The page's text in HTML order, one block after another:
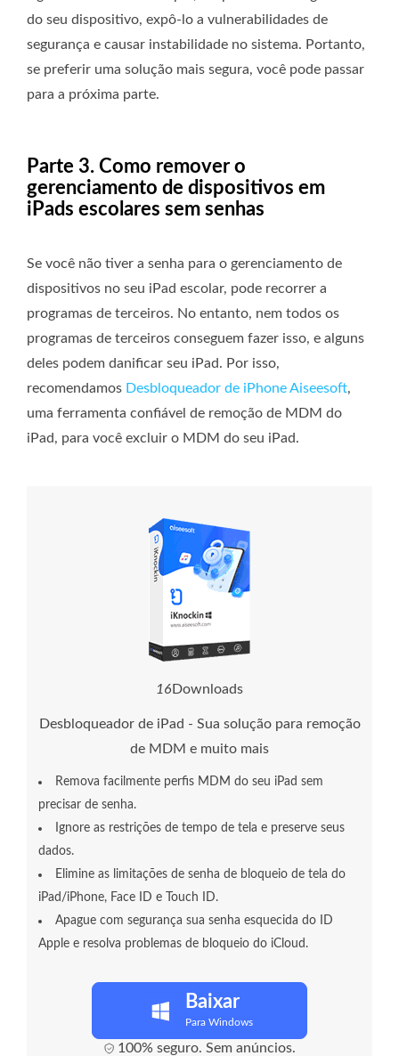
do seu dispositivo, expô-lo a vulnerabilidades de
segurança e causar instabilidade no sistema. Portanto,
se preferir uma solução mais segura, você pode passar
para a próxima parte.
Parte 3. Como remover o
gerenciamento de dispositivos em
iPads escolares sem senhas
Se você não tiver a senha para o gerenciamento de
dispositivos no seu iPad escolar, pode recorrer a
programas de terceiros. No entanto, nem todos os
programas de terceiros conseguem fazer isso, e alguns
deles podem danificar seu iPad. Por isso,
recomendamos Desbloqueador de iPhone Aiseesoft,
uma ferramenta confiável de remoção de MDM do
iPad, para você excluir o MDM do seu iPad.
18 Downloads
Desbloqueador de iPad - Sua solução para remoção
de MDM e muito mais
Remova facilmente perfis MDM do seu iPad sem
precisar de senha.
Ignore as restrições de tempo de tela e preserve seus
dados.
Elimine as limitações de senha de bloqueio de tela do
iPad/iPhone, Face ID e Touch ID.
Apague com segurança sua senha esquecida do ID
Apple e resolva problemas de bloqueio do iCloud.
Baixar
Para Windows
100% seguro. Sem anúncios.